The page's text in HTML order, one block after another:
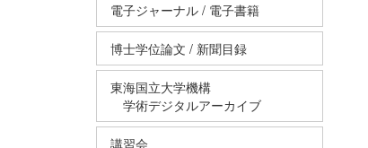
電子ジャーナル / 電子書籍
博士学位論文 / 新聞目録
東海国立大学機構
学術デジタルアーカイブ
講習会